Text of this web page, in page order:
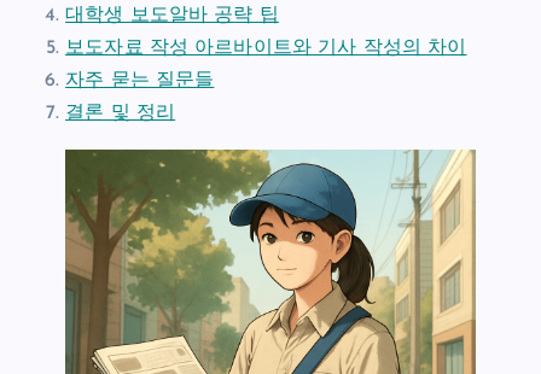
대학생 보도알바 공략 팁
보도자료 작성 아르바이트와 기사 작성의 차이
자주 묻는 질문들
결론 및 정리